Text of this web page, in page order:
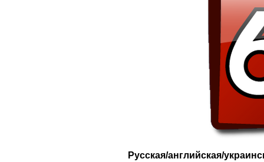
Русская/английская/